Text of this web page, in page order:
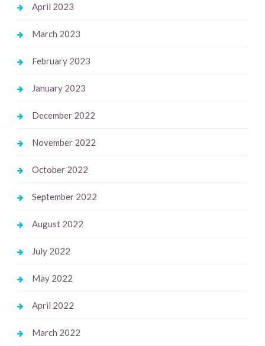
April 2023
March 2023
February 2023
January 2023
December 2022
November 2022
October 2022
September 2022
August 2022
July 2022
May 2022
April 2022
March 2022